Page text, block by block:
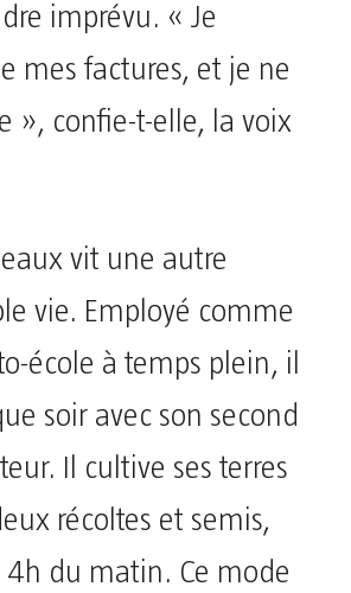
imprévu. « Je
mes factures, et je ne
», confie-t-elle, la voix
vit une autre
vie. Employé comme
école à temps plein, il
soir avec son second
Il cultive ses terres
récoltes et semis,
4h du matin. Ce mode